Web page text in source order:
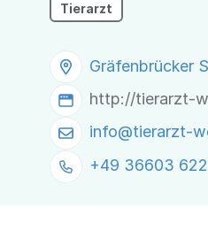
Tierarzt
Gräfenbrücker
http://tierarzt-
info@tierarzt-
+49 36603